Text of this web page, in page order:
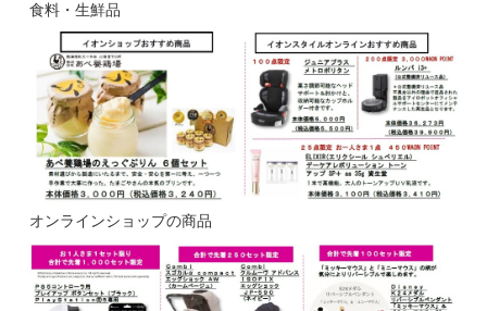
食料・生鮮品
オンラインショップの商品